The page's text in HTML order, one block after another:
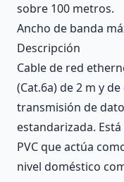
sobre 100 metros.
Ancho de banda
Descripción
Cable de red
(Cat.6a) de 2 m y
transmisión de
estandarizada.
PVC que actúa
nivel doméstico